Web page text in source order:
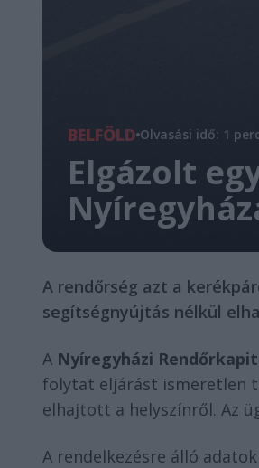
BELFÖLD Olvasási idő: 1 perc
Elgázolt
A rendőrség azt a
segítségnyújtás nélkül
A Nyíregyházi
folytat eljárást ismeretlen
elhajtott a helyszínről. Az
A rendelkezésre álló